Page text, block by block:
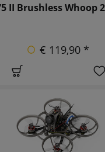
II Brushless Whoop
€ 119,90 *